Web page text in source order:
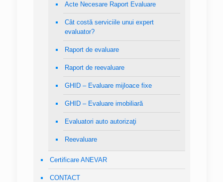
Acte Necesare Raport Evaluare
Cât costă serviciile unui expert
evaluator?
Raport de evaluare
Raport de reevaluare
GHID – Evaluare mijloace fixe
GHID – Evaluare imobiliară
Evaluatori auto autorizaţi
Reevaluare
Certificare ANEVAR
CONTACT